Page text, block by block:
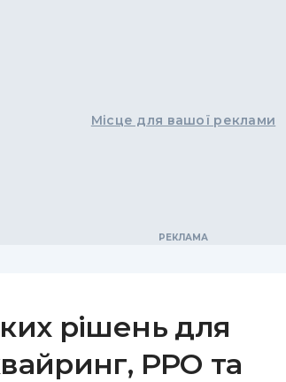
Місце для вашої реклами
рішень для
РРО та